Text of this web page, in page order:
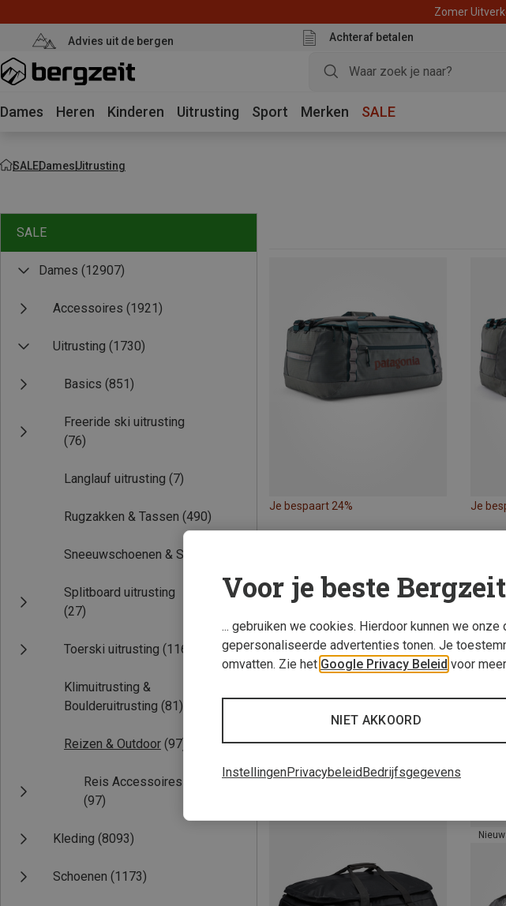
Zomer
Advies uit de bergen Achteraf betalen
Dames Heren Kinderen Uitrusting Sport Merken SALE
SALEDamesUitrusting
SALE
Dames (12907)
Accessoires (1921)
Uitrusting (1730)
Basics (851)
Freeride ski uitrusting
(76)
Langlauf uitrusting (7)
Rugzakken & Tassen (490)
Sneeuwschoenen & Sleeën
Splitboard uitrusting
(27)
Toerski uitrusting (116)
Klimuitrusting &
Boulderuitrusting (81)
Reizen & Outdoor (97)
Reis Accessoires
(97)
Kleding (8093)
Schoenen (1173)
Je bespaart 24% Je
Nieuw
Voor je beste
... gebruiken we cookies. Hierdoor kunnen we
gepersonaliseerde advertenties tonen. Je
omvatten. Zie het Google Privacy Beleid voor
NIET AKKOORD
InstellingenPrivacybeleidBedrijfsgegevens